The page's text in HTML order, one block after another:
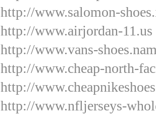
http://www.salomon-
http://www.airjordan-11.us
http://www.vans-
http://www.cheap-north-
http://
http://www.nfljerseys-